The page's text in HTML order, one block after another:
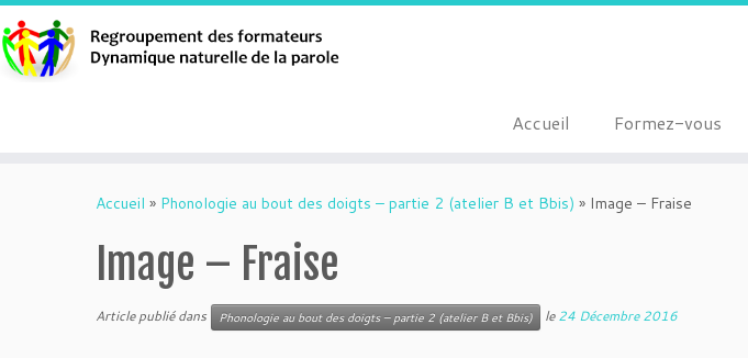
Accueil Formez-vous
Accueil » Phonologie au bout des doigts – partie 2 (atelier B et Bbis) » Image – Fraise
Image – Fraise
Article publié dans Phonologie au bout des doigts – partie 2 (atelier B et Bbis) le24 Décembre 2016